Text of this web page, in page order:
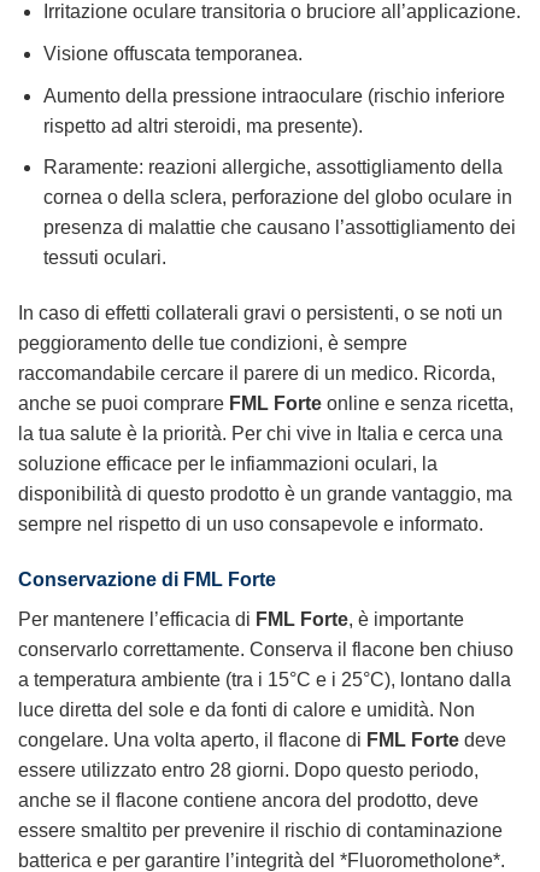
Irritazione oculare transitoria o bruciore all’applicazione.
Visione offuscata temporanea.
Aumento della pressione intraoculare (rischio inferiore
rispetto ad altri steroidi, ma presente).
Raramente: reazioni allergiche, assottigliamento della
cornea o della sclera, perforazione del globo oculare in
presenza di malattie che causano l’assottigliamento dei
tessuti oculari.
In caso di effetti collaterali gravi o persistenti, o se noti un
peggioramento delle tue condizioni, è sempre
raccomandabile cercare il parere di un medico. Ricorda,
anche se puoi comprare FML Forte online e senza ricetta,
la tua salute è la priorità. Per chi vive in Italia e cerca una
soluzione efficace per le infiammazioni oculari, la
disponibilità di questo prodotto è un grande vantaggio, ma
sempre nel rispetto di un uso consapevole e informato.
Conservazione di FML Forte
Per mantenere l’efficacia di FML Forte, è importante
conservarlo correttamente. Conserva il flacone ben chiuso
a temperatura ambiente (tra i 15°C e i 25°C), lontano dalla
luce diretta del sole e da fonti di calore e umidità. Non
congelare. Una volta aperto, il flacone di FML Forte deve
essere utilizzato entro 28 giorni. Dopo questo periodo,
anche se il flacone contiene ancora del prodotto, deve
essere smaltito per prevenire il rischio di contaminazione
batterica e per garantire l’integrità del *Fluorometholone*.